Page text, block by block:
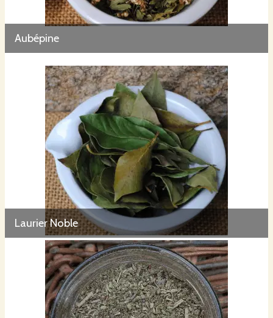
Aubépine
Laurier Noble